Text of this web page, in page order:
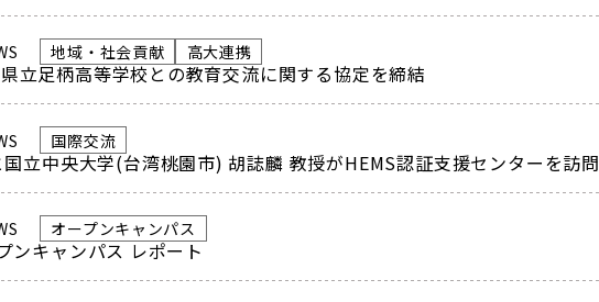
地域・社会貢献 高大連携
立足柄高等学校との教育交流に関する協定を締結
国際交流
立中央大学(台湾桃園市) 胡誌麟 教授がHEMS認証支援センターを訪問
オープンキャンパス
ンキャンパス レポート